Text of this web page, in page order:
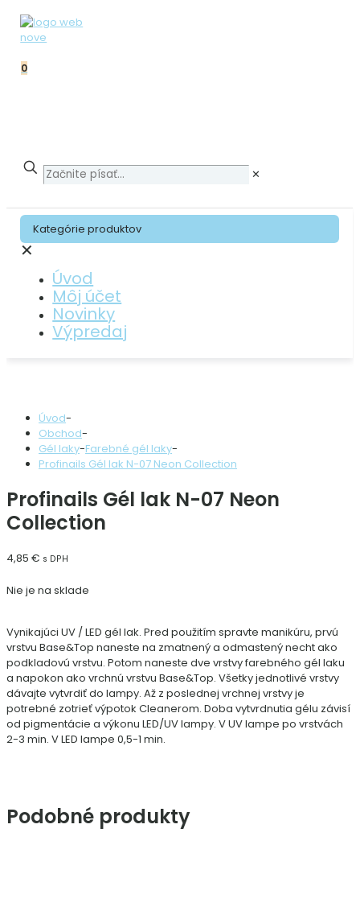
0
✕
Kategórie produktov
✕
Úvod
Môj účet
Novinky
Výpredaj
Úvod-
Obchod-
Gél laky-Farebné gél laky-
Profinails Gél lak N-07 Neon Collection
Profinails Gél lak N-07 Neon
Collection
4,85 € s DPH
Nie je na sklade
Vynikajúci UV / LED gél lak. Pred použitím spravte manikúru, prvú
vrstvu Base&Top naneste na zmatnený a odmastený necht ako
podkladovú vrstvu. Potom naneste dve vrstvy farebného gél laku
a napokon ako vrchnú vrstvu Base&Top. Všetky jednotlivé vrstvy
dávajte vytvrdiť do lampy. Až z poslednej vrchnej vrstvy je
potrebné zotrieť výpotok Cleanerom. Doba vytvrdnutia gélu závisí
od pigmentácie a výkonu LED/UV lampy. V UV lampe po vrstvách
2-3 min. V LED lampe 0,5-1 min.
Podobné produkty